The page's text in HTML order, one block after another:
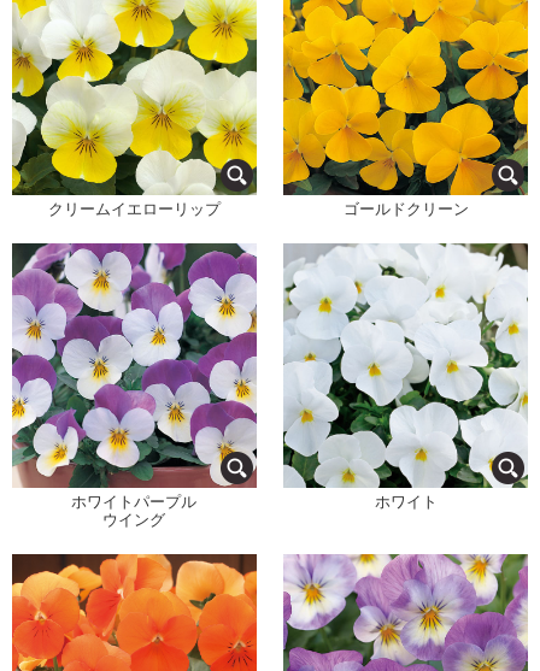
クリームイエローリップ ゴールドクリーン
ホワイトパープル
ウイング
ホワイト